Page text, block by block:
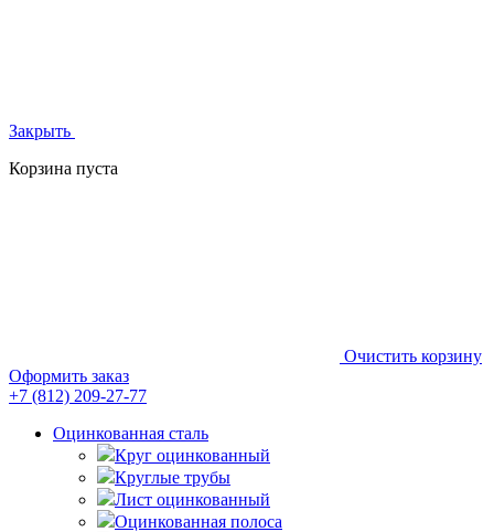
Закрыть
Корзина пуста
Очистить корзину
Оформить заказ
+7 (812) 209-27-77
Оцинкованная сталь
Круг оцинкованный
Круглые трубы
Лист оцинкованный
Оцинкованная полоса